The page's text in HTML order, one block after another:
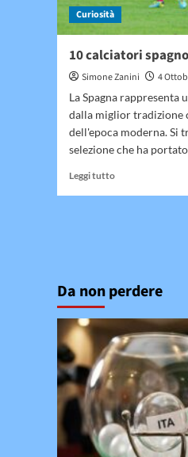
Curiosità
10 calciatori
Simone Zanini
4
La Spagna rappresenta
dalla miglior tradizione
dell'epoca moderna. Si
selezione che ha
Leggi tuttoLeggi
Da non perdere